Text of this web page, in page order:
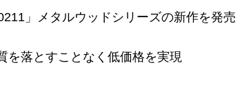
」メタルウッドシリーズの新作を発売
を落とすことなく低価格を実現